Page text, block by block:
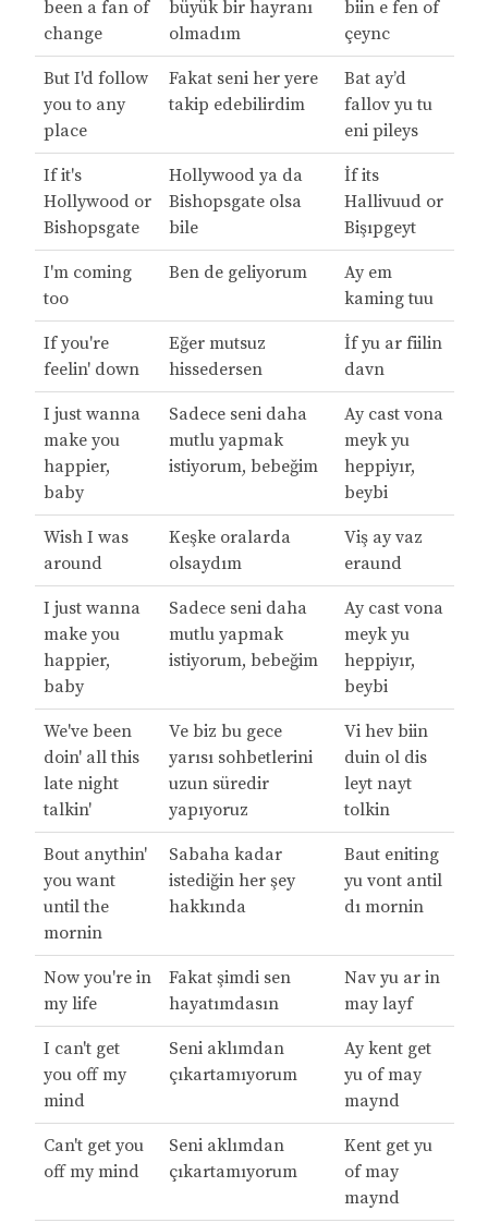
been a fan of
change
büyük bir hayranı
olmadım
biin e fen of
çeync
But I'd follow
you to any
place
Fakat seni her yere
takip edebilirdim
Bat ay’d
fallov yu tu
eni pileys
If it's
Hollywood or
Bishopsgate
Hollywood ya da
Bishopsgate olsa
bile
İf its
Hallivuud or
Bişıpgeyt
I'm coming
too
Ben de geliyorum
Ay em
kaming tuu
If you're
feelin' down
Eğer mutsuz
hissedersen
İf yu ar fiilin
davn
I just wanna
make you
happier,
baby
Sadece seni daha
mutlu yapmak
istiyorum, bebeğim
Ay cast vona
meyk yu
heppiyır,
beybi
Wish I was
around
Keşke oralarda
olsaydım
Viş ay vaz
eraund
I just wanna
make you
happier,
baby
Sadece seni daha
mutlu yapmak
istiyorum, bebeğim
Ay cast vona
meyk yu
heppiyır,
beybi
We've been
doin' all this
late night
talkin'
Ve biz bu gece
yarısı sohbetlerini
uzun süredir
yapıyoruz
Vi hev biin
duin ol dis
leyt nayt
tolkin
Bout anythin'
you want
until the
mornin
Sabaha kadar
istediğin her şey
hakkında
Baut eniting
yu vont antil
dı mornin
Now you're in
my life
Fakat şimdi sen
hayatımdasın
Nav yu ar in
may layf
I can't get
you off my
mind
Seni aklımdan
çıkartamıyorum
Ay kent get
yu of may
maynd
Can't get you
off my mind
Seni aklımdan
çıkartamıyorum
Kent get yu
of may
maynd